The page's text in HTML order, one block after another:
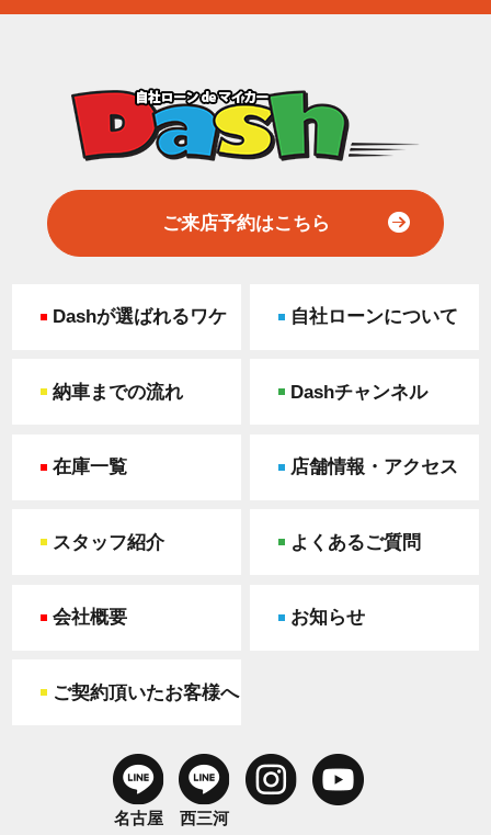
ご来店予約はこちら
Dashが選ばれるワケ 自社ローンについて
納車までの流れ Dashチャンネル
在庫一覧 店舗情報・アクセス
スタッフ紹介 よくあるご質問
会社概要 お知らせ
ご契約頂いたお客様へ
名古屋 西三河